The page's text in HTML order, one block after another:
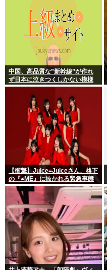
中国、高品質な”新幹線”が作れ
ず日本に泣きつくしかない模様
www
【衝撃】Juice=Juiceさん、格下
の『≠ME』に抜かれる緊急事態
ｗｗｗｗｗｗｗｗｗｗｗｗ